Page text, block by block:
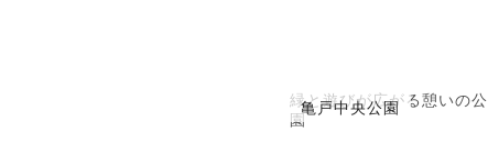
亀戸中央公園
緑と遊びが広がる憩いの公
園